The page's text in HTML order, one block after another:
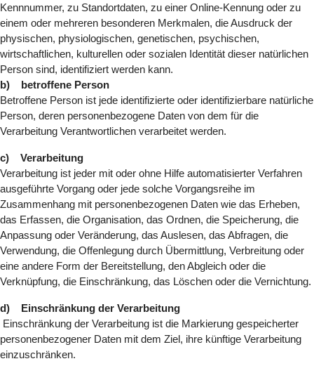
Kennnummer, zu Standortdaten, zu einer Online-Kennung oder zu
einem oder mehreren besonderen Merkmalen, die Ausdruck der
physischen, physiologischen, genetischen, psychischen,
wirtschaftlichen, kulturellen oder sozialen Identität dieser natürlichen
Person sind, identifiziert werden kann.
b) betroffene Person
Betroffene Person ist jede identifizierte oder identifizierbare natürliche
Person, deren personenbezogene Daten von dem für die
Verarbeitung Verantwortlichen verarbeitet werden.
c) Verarbeitung
Verarbeitung ist jeder mit oder ohne Hilfe automatisierter Verfahren
ausgeführte Vorgang oder jede solche Vorgangsreihe im
Zusammenhang mit personenbezogenen Daten wie das Erheben,
das Erfassen, die Organisation, das Ordnen, die Speicherung, die
Anpassung oder Veränderung, das Auslesen, das Abfragen, die
Verwendung, die Offenlegung durch Übermittlung, Verbreitung oder
eine andere Form der Bereitstellung, den Abgleich oder die
Verknüpfung, die Einschränkung, das Löschen oder die Vernichtung.
d) Einschränkung der Verarbeitung
Einschränkung der Verarbeitung ist die Markierung gespeicherter
personenbezogener Daten mit dem Ziel, ihre künftige Verarbeitung
einzuschränken.